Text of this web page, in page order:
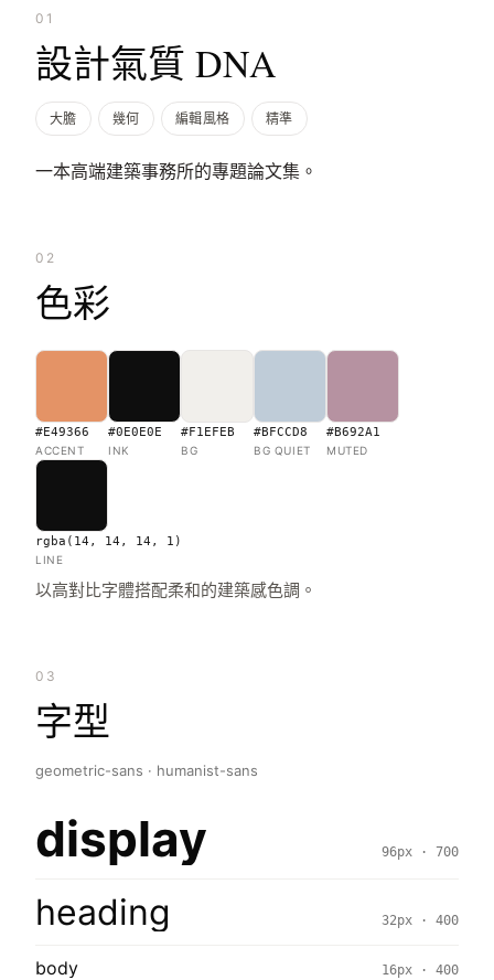
01
設計氣質 DNA
大膽 幾何 編輯風格 精準
一本高端建築事務所的專題論文集。
02
色彩
#E49366
ACCENT
#0E0E0E
INK
#F1EFEB
BG
#BFCCD8
BG QUIET
#B692A1
MUTED
rgba(14, 14, 14, 1)
LINE
以高對比字體搭配柔和的建築感色調。
03
字型
geometric-sans · humanist-sans
display 96px · 700
heading 32px · 400
body 16px · 400